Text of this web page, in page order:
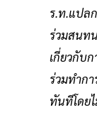
ร.ท.แปล
ร่วมสนท
เกี่ยวกับ
ร่วมทำก
ทันทีโดย